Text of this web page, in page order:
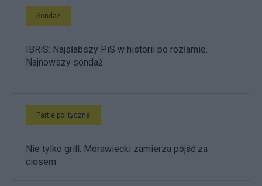
Sondaż
IBRiS: Najsłabszy PiS w historii po rozłamie.
Najnowszy sondaż
Partie polityczne
Nie tylko grill. Morawiecki zamierza pójść za
ciosem